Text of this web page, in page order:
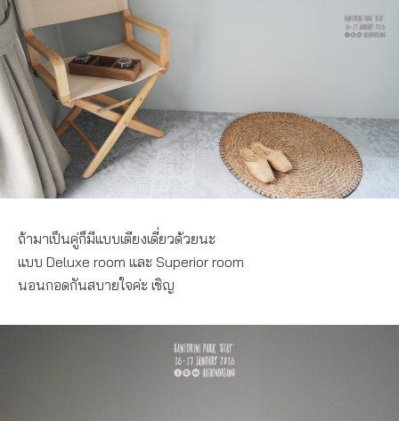
ถ้ามาเป็นคู่ก็มีแบบเตียงเดี่ยวด้วยนะ
แบบ Deluxe room และ Superior room
นอนกอดกันสบายใจค่ะ เชิญ